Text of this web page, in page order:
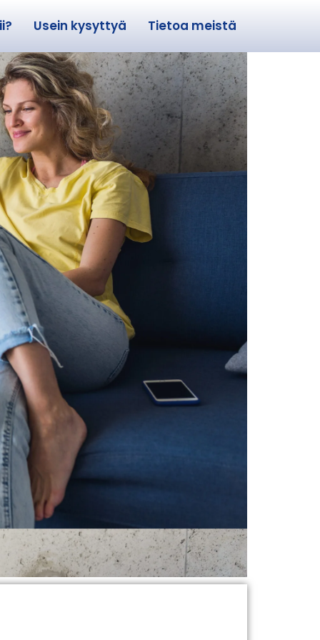
Usein kysyttyä Tietoa meistä